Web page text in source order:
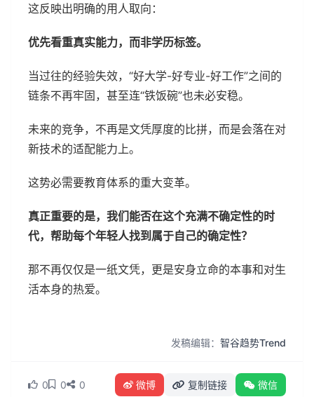
这反映出明确的用人取向：
优先看重真实能力，而非学历标签。
当过往的经验失效，“好大学-好专业-好工作”之间的
链条不再牢固，甚至连“铁饭碗”也未必安稳。
未来的竞争，不再是文凭厚度的比拼，而是会落在对
新技术的适配能力上。
这势必需要教育体系的重大变革。
真正重要的是，我们能否在这个充满不确定性的时
代，帮助每个年轻人找到属于自己的确定性？
那不再仅仅是一纸文凭，更是安身立命的本事和对生
活本身的热爱。
发稿编辑： 智谷趋势Trend
0 0 0 微博 复制链接 微信